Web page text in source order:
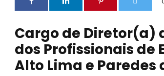
Cargo de Diretor(a)
dos Profissionais de
Alto Lima e Paredes